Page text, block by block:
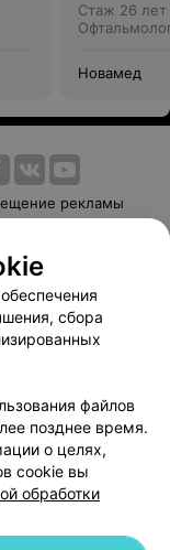
Стаж 26 лет
Новамед
рекламы
оплаты
сбора
файлов
позднее время.
о целях,
cookie вы
обработки